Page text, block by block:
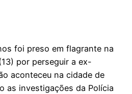
foi preso em flagrante na
por perseguir a ex-
aconteceu na cidade de
as investigações da Polícia